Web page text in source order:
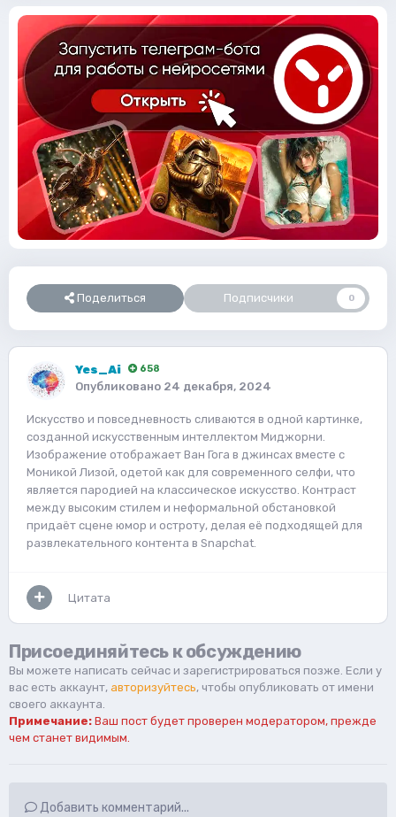
Поделиться Подписчики 0
Yes_Ai 658
Опубликовано 24 декабря, 2024
Искусство и повседневность сливаются в одной картинке,
созданной искусственным интеллектом Миджорни.
Изображение отображает Ван Гога в джинсах вместе с
Моникой Лизой, одетой как для современного селфи, что
является пародией на классическое искусство. Контраст
между высоким стилем и неформальной обстановкой
придаёт сцене юмор и остроту, делая её подходящей для
развлекательного контента в Snapchat.
Цитата
Присоединяйтесь к обсуждению
Вы можете написать сейчас и зарегистрироваться позже. Если у
вас есть аккаунт, авторизуйтесь, чтобы опубликовать от имени
своего аккаунта.
Примечание: Ваш пост будет проверен модератором, прежде
чем станет видимым.
Добавить комментарий...